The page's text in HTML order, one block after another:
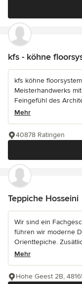
kfs - köhne
kfs köhne
Meisterhandwerks
Feingefühl des
Mehr
40878 Ratingen
Teppiche Hosseini
Wir sind ein
führen wir moderne
Orienttepiche.
Mehr
Hohe Geest 2B,